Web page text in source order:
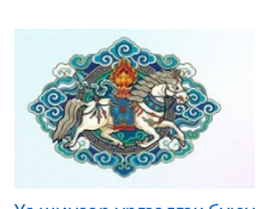
уулархаг нутгаар бороо, дуу
цахилгаантай аадар бороо
орох тул голуудын усны
түвшин нэмэгдэх, нөөлөг